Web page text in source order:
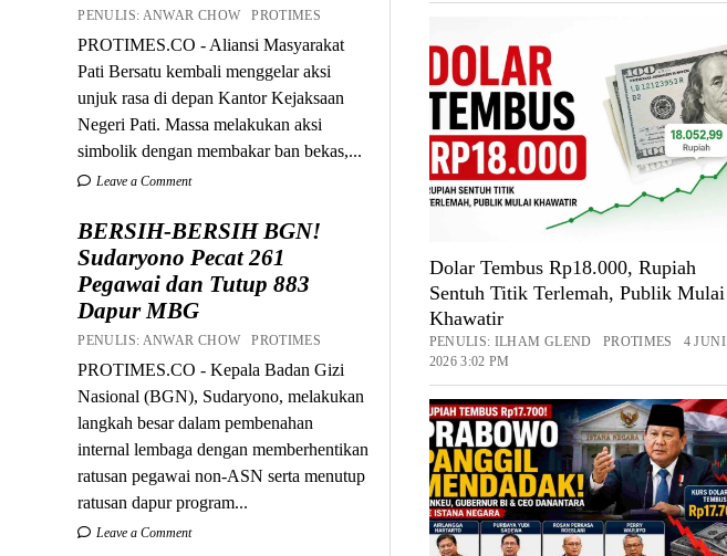
PENULIS: ANWAR CHOW PROTIMES
PROTIMES.CO - Aliansi Masyarakat
Pati Bersatu kembali menggelar aksi
unjuk rasa di depan Kantor Kejaksaan
Negeri Pati. Massa melakukan aksi
simbolik dengan membakar ban bekas,...
Leave a Comment
BERSIH-BERSIH BGN!
Sudaryono Pecat 261
Pegawai dan Tutup 883
Dapur MBG
PENULIS: ANWAR CHOW PROTIMES
PROTIMES.CO - Kepala Badan Gizi
Nasional (BGN), Sudaryono, melakukan
langkah besar dalam pembenahan
internal lembaga dengan memberhentikan
ratusan pegawai non-ASN serta menutup
ratusan dapur program...
Leave a Comment
Dolar Tembus Rp18.000, Rupiah
Sentuh Titik Terlemah, Publik Mulai
Khawatir
PENULIS: ILHAM GLEND PROTIMES 4 JUNI
2026 3:02 PM